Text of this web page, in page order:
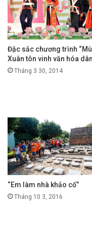
Đặc sắc chương trình
Xuân tôn vinh văn hóa
Tháng 3 30, 2014
“Em làm nhà khảo cổ”
Tháng 10 3, 2016